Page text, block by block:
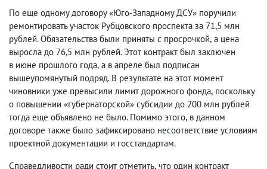
По еще одному договору «Юго-Западному ДСУ» поручили
ремонтировать участок Рубцовского проспекта за 71,5 млн
рублей. Обязательства были приняты с просрочкой, а цена
выросла до 76,5 млн рублей. Этот контракт был заключен
в июне прошлого года, а в апреле был подписан
вышеупомянутый подряд. В результате на этот момент
чиновники уже превысили лимит дорожного фонда, поскольку
о повышении «губернаторской» субсидии до 200 млн рублей
тогда еще объявлено не было. Помимо этого, в данном
договоре также было зафиксировано несоответствие условиям
проектной документации и госстандартам.
Справедливости ради стоит отметить, что один контракт